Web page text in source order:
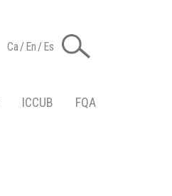
Ca/En/Es
ICCUB FQA